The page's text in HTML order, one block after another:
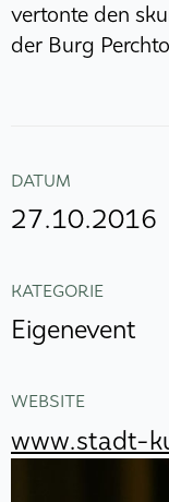
vertonte den
der Burg
DATUM
27.10.2016
KATEGORIE
Eigenevent
WEBSITE
www.stadt-